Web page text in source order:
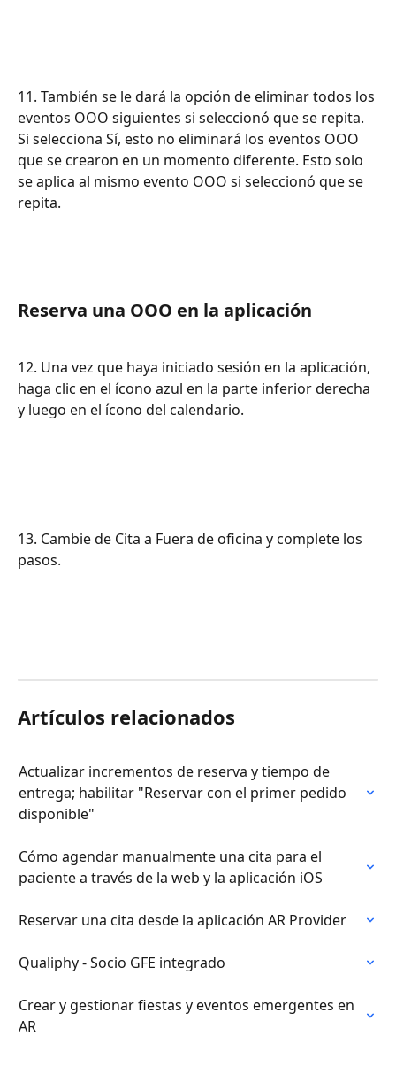
11. También se le dará la opción de eliminar todos los
eventos OOO siguientes si seleccionó que se repita.
Si selecciona Sí, esto no eliminará los eventos OOO
que se crearon en un momento diferente. Esto solo
se aplica al mismo evento OOO si seleccionó que se
repita.
Reserva una OOO en la aplicación
12. Una vez que haya iniciado sesión en la aplicación,
haga clic en el ícono azul en la parte inferior derecha
y luego en el ícono del calendario.
13. Cambie de Cita a Fuera de oficina y complete los
pasos.
Artículos relacionados
Actualizar incrementos de reserva y tiempo de
entrega; habilitar "Reservar con el primer pedido
disponible"
Cómo agendar manualmente una cita para el
paciente a través de la web y la aplicación iOS
Reservar una cita desde la aplicación AR Provider
Qualiphy - Socio GFE integrado
Crear y gestionar fiestas y eventos emergentes en
AR